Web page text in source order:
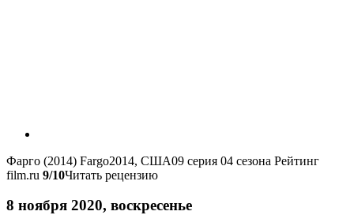
Фарго (2014) Fargo2014, США09 серия 04 сезона Рейтинг
film.ru 9/10Читать рецензию
8 ноября 2020, воскресенье